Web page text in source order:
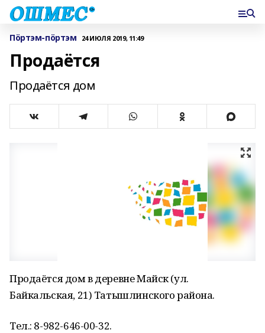
Пӧртэм-пӧртэм 24 ИЮЛЯ 2019, 11:49
Продаётся
Продаётся дом
Продаётся дом в деревне Майск (ул.
Байкальская, 21) Татышлинского района.
Тел.: 8-982-646-00-32.